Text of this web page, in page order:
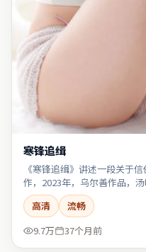
寒锋追缉
《寒锋追缉》讲述一段关于
作，2023年，乌尔善作品，
高清
流畅
9.7万
37个月前